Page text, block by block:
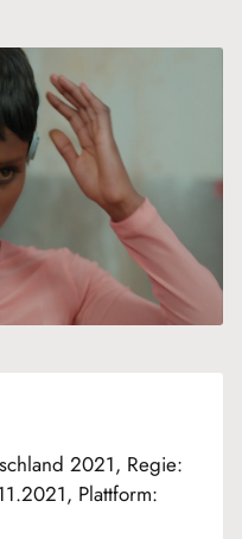
2021, Regie:
Plattform: